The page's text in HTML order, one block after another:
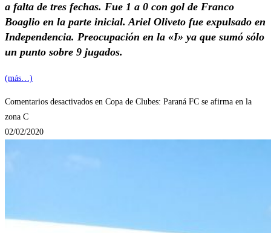
a falta de tres fechas. Fue 1 a 0 con gol de Franco
Boaglio en la parte inicial. Ariel Oliveto fue expulsado en
Independencia. Preocupación en la «I» ya que sumó sólo
un punto sobre 9 jugados.
(más…)
Comentarios desactivados en Copa de Clubes: Paraná FC se afirma en la
zona C
02/02/2020